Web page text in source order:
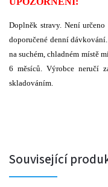
Doplněk stravy. Není
doporučené denní
na suchém, chladném místě
6 měsíců. Výrobce neručí
skladováním.
Související